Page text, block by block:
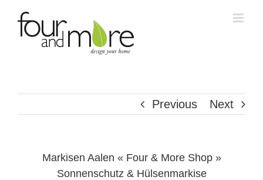
Previous Next
Markisen Aalen « Four & More Shop »
Sonnenschutz & Hülsenmarkise